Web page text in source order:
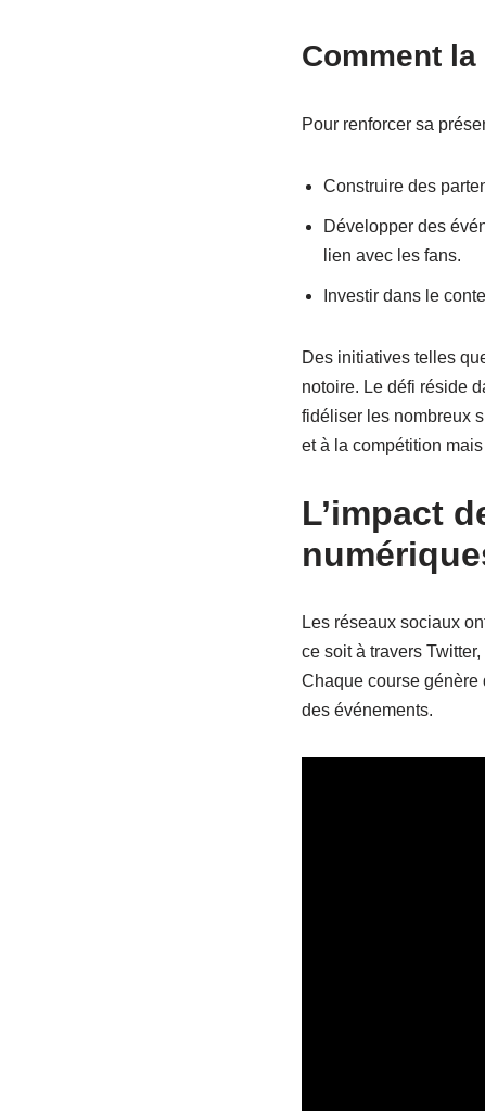
Comment
Pour renforcer sa
Construire des
Développer des
lien avec les fans.
Investir dans le
Des initiatives telles
notoire. Le défi réside
fidéliser les nombreux
et à la compétition
L’impact
Les réseaux sociaux
ce soit à travers
Chaque course génère
des événements.